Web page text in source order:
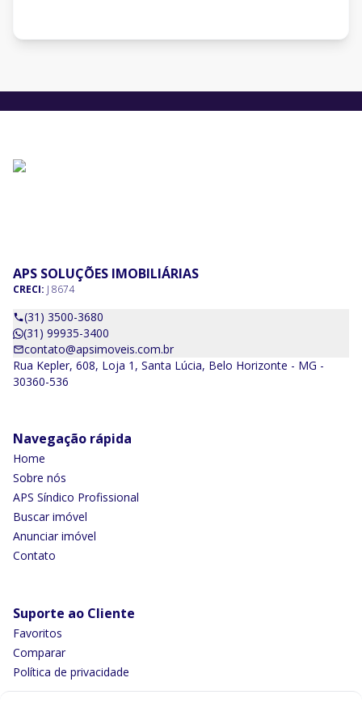
APS SOLUÇÕES IMOBILIÁRIAS
CRECI: J 8674
(31) 3500-3680
(31) 99935-3400
contato@apsimoveis.com.br
Rua Kepler, 608, Loja 1, Santa Lúcia, Belo Horizonte - MG -
30360-536
Navegação rápida
Home
Sobre nós
APS Síndico Profissional
Buscar imóvel
Anunciar imóvel
Contato
Suporte ao Cliente
Favoritos
Comparar
Política de privacidade